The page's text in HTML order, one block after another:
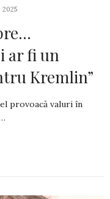
2025
ar fi un
Kremlin”
provoacă valuri în